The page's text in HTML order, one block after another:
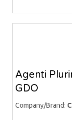
Agenti
GDO
Company/Brand: